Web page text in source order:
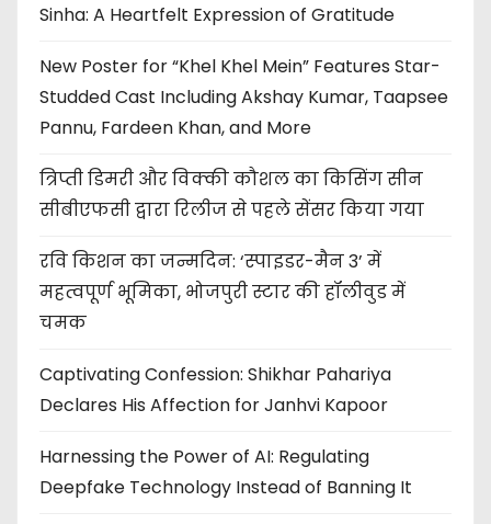
Sinha: A Heartfelt Expression of Gratitude
New Poster for “Khel Khel Mein” Features Star-
Studded Cast Including Akshay Kumar, Taapsee
Pannu, Fardeen Khan, and More
त्रिप्ती डिमरी और विक्की कौशल का किसिंग सीन
सीबीएफसी द्वारा रिलीज से पहले सेंसर किया गया
रवि किशन का जन्मदिन: ‘स्पाइडर-मैन 3’ में
महत्वपूर्ण भूमिका, भोजपुरी स्टार की हॉलीवुड में
चमक
Captivating Confession: Shikhar Pahariya
Declares His Affection for Janhvi Kapoor
Harnessing the Power of AI: Regulating
Deepfake Technology Instead of Banning It